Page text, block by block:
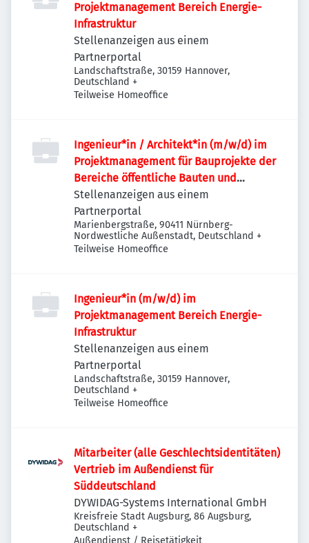
Projektmanagement Bereich Energie-
Infrastruktur
Stellenanzeigen aus einem
Partnerportal
Landschaftstraße, 30159 Hannover,
Deutschland +
Teilweise Homeoffice
Ingenieur*in / Architekt*in (m/w/d) im
Projektmanagement für Bauprojekte der
Bereiche öffentliche Bauten und
Industriebauten / Infrastruktur
Stellenanzeigen aus einem
Partnerportal
Marienbergstraße, 90411 Nürnberg-
Nordwestliche Außenstadt, Deutschland +
Teilweise Homeoffice
Ingenieur*in (m/w/d) im
Projektmanagement Bereich Energie-
Infrastruktur
Stellenanzeigen aus einem
Partnerportal
Landschaftstraße, 30159 Hannover,
Deutschland +
Teilweise Homeoffice
Mitarbeiter (alle Geschlechtsidentitäten)
Vertrieb im Außendienst für
Süddeutschland
DYWIDAG-Systems International GmbH
Kreisfreie Stadt Augsburg, 86 Augsburg,
Deutschland +
Außendienst / Reisetätigkeit